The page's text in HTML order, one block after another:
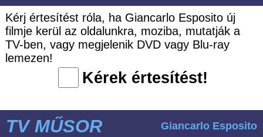
Kérj értesítést róla, ha Giancarlo Esposito új
filmje kerül az oldalunkra, moziba, mutatják a
TV-ben, vagy megjelenik DVD vagy Blu-ray
lemezen!
Kérek értesítést!
TV MŰSOR Giancarlo Esposito